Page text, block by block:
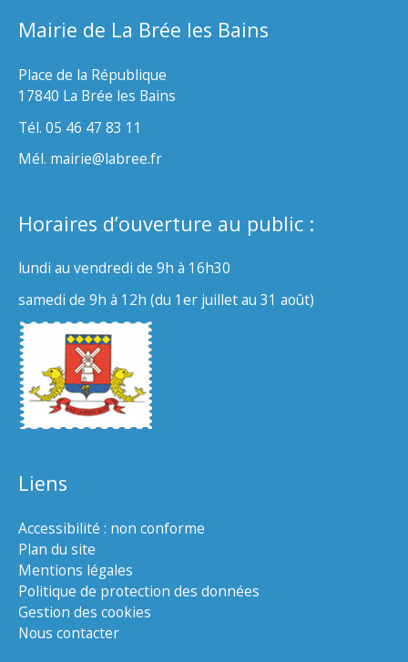
Mairie de La Brée les Bains
Place de la République
17840 La Brée les Bains
Tél. 05 46 47 83 11
Mél. mairie@labree.fr
Horaires d’ouverture au public :
lundi au vendredi de 9h à 16h30
samedi de 9h à 12h (du 1er juillet au 31 août)
Liens
Accessibilité : non conforme
Plan du site
Mentions légales
Politique de protection des données
Gestion des cookies
Nous contacter